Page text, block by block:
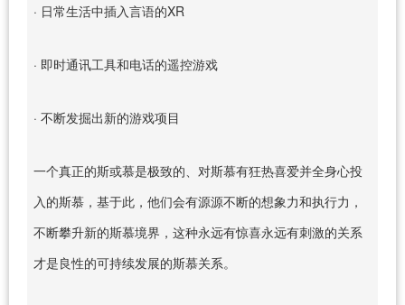
· 日常生活中插入言语的XR
· 即时通讯工具和电话的遥控游戏
· 不断发掘出新的游戏项目
一个真正的斯或慕是极致的、对斯慕有狂热喜爱并全身心投
入的斯慕，基于此，他们会有源源不断的想象力和执行力，
不断攀升新的斯慕境界，这种永远有惊喜永远有刺激的关系
才是良性的可持续发展的斯慕关系。